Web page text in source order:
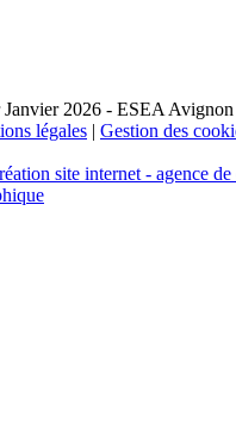
2026 - ESEA
légales | Gestion des
site internet - agence